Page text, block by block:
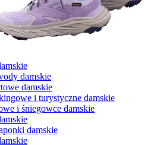
damskie
damskie
i turystyczne damskie
i śniegowce damskie
damskie